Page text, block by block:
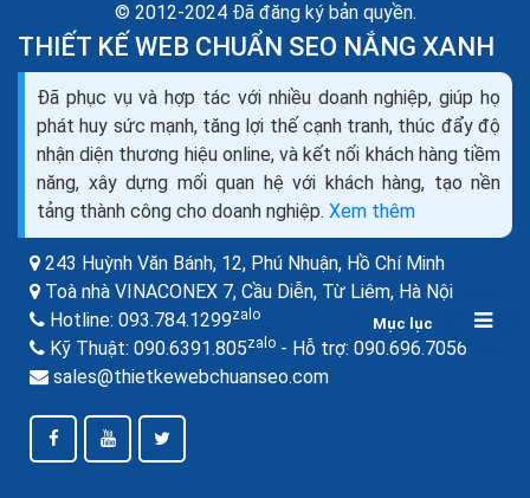
Mục lục
Remarketing facebook là gì? Hướng dẫn
remarketing facebook
Có khả năng tùy biến và cá nhân hoá tiếp thị, một cách
thích hợp, là một cách tuyệt vời để tái nắm bắt khách
hàng của bạn quan tâm đến sản phẩm...
BÀI VIẾT LIÊN QUAN
© 2012-2024 Đã đăng ký bản quyền.
THIẾT KẾ WEB CHUẨN SEO NẮNG XANH
Đã phục vụ và hợp tác với nhiều doanh nghiệp, giúp họ
phát huy sức mạnh, tăng lợi thế cạnh tranh, thúc đẩy độ
nhận diện thương hiệu online, và kết nối khách hàng tiềm
năng, xây dựng mối quan hệ với khách hàng, tạo nền
tảng thành công cho doanh nghiệp. Xem thêm
243 Huỳnh Văn Bánh, 12, Phú Nhuận, Hồ Chí Minh
Toà nhà VINACONEX 7, Cầu Diễn, Từ Liêm, Hà Nội
Hotline: 093.784.1299zalo
Kỹ Thuật: 090.6391.805zalo - Hỗ trợ: 090.696.7056
sales@thietkewebchuanseo.com